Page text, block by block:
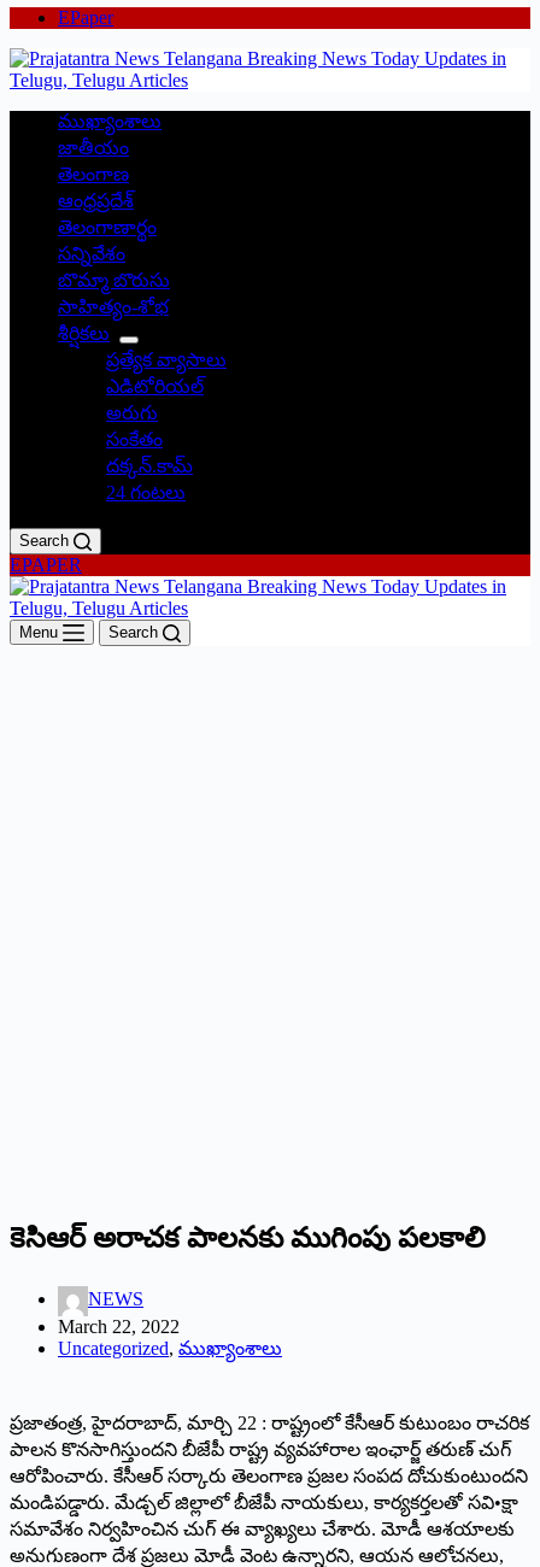
EPaper
ముఖ్యాంశాలు
జాతీయం
తెలంగాణ
ఆంధ్రప్రదేశ్
తెలంగాణార్థం
సన్నివేశం
బొమ్మా బొరుసు
సాహిత్యం-శోభ
శీర్షికలు
ప్రత్యేక వ్యాసాలు
ఎడిటోరియల్
అరుగు
సంకేతం
దక్కన్.కామ్
24 గంటలు
Search
EPAPER
Menu Search
కెసిఆర్‌ అరాచక పాలనకు ముగింపు పలకాలి
NEWS
March 22, 2022
Uncategorized, ముఖ్యాంశాలు
ప్రజాతంత్ర, హైదరాబాద్‌, ‌మార్చి 22 : రాష్ట్రంలో కేసీఆర్‌ ‌కుటుంబం రాచరిక
పాలన కొనసాగిస్తుందని బీజేపీ రాష్ట్ర వ్యవహారాల ఇంఛార్జ్ ‌తరుణ్‌ ‌చుగ్‌
ఆరోపించారు. కేసీఆర్‌ ‌సర్కారు తెలంగాణ ప్రజల సంపద దోచుకుంటుందని
మండిపడ్డారు. మేడ్చల్‌ ‌జిల్లాలో బీజేపీ నాయకులు, కార్యకర్తలతో సవి•క్షా
సమావేశం నిర్వహించిన చుగ్‌ ఈ ‌వ్యాఖ్యలు చేశారు. మోడీ ఆశయాలకు
అనుగుణంగా దేశ ప్రజలు మోడీ వెంట ఉన్నారని, ఆయన ఆలోచనలు,